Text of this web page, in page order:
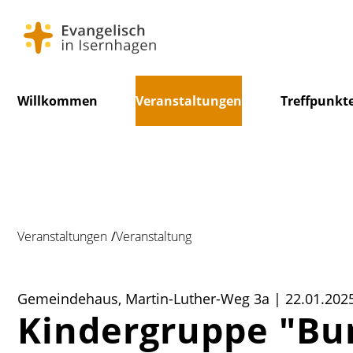
überspringen
Willkommen Veranstaltungen
Veranstaltungen Veranstaltung
Gemeindehaus, Martin-Luther-Weg 3a |
Kindergruppe